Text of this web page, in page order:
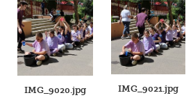
IMG_9020.jpg IMG_9021.jpg